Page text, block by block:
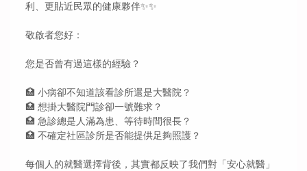
利、更貼近民眾的健康夥伴✨✨
敬啟者您好：
您是否曾有過這樣的經驗？
🏥 小病卻不知道該看診所還是大醫院？
🏥 想掛大醫院門診卻一號難求？
🏥 急診總是人滿為患、等待時間很長？
🏥 不確定社區診所是否能提供足夠照護？
每個人的就醫選擇背後，其實都反映了我們對「安心就醫」